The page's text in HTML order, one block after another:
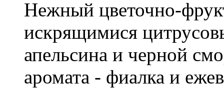
Нежный цветочно-
искрящимися
апельсина и черной
аромата - фиалка и